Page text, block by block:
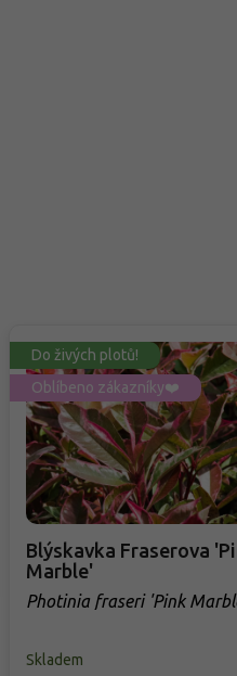
Do živých plotů!
Oblíbeno zákazníky❤️
Blýskavka Fraserova
Marble'
Photinia fraseri 'Pink
Skladem